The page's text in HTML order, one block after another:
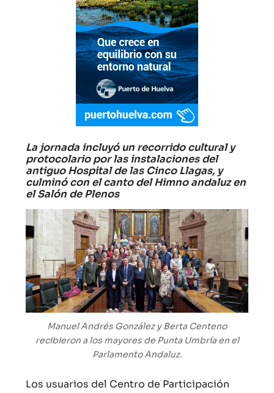
La jornada incluyó un recorrido cultural y
protocolario por las instalaciones del
antiguo Hospital de las Cinco Llagas, y
culminó con el canto del Himno andaluz en
el Salón de Plenos
Manuel Andrés González y Berta Centeno
recibieron a los mayores de Punta Umbría en el
Parlamento Andaluz.
Los usuarios del Centro de Participación